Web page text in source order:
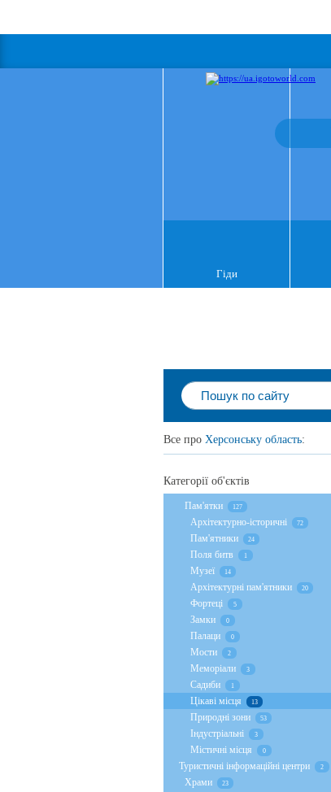
Гіди
Все про Херсонську область:
Категорії об'єктів
Пам'ятки 127
Архітектурно-історичні 72
Пам'ятники 24
Поля битв 1
Музеї 14
Архітектурні пам'ятники 20
Фортеці 5
Замки 0
Палаци 0
Мости 2
Меморіали 3
Садиби 1
Цікаві місця 13
Природні зони 53
Індустріальні 3
Містичні місця 0
Туристичні інформаційні центри 2
Храми 23